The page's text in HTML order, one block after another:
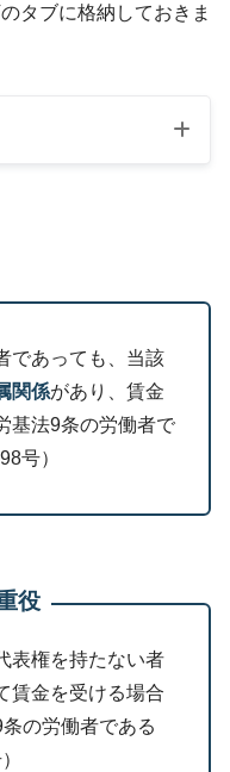
タブに格納しておきま
であっても、当該
関係があり、賃金
基法9条の労働者で
号）
役
表権を持たない者
賃金を受ける場合
の労働者である